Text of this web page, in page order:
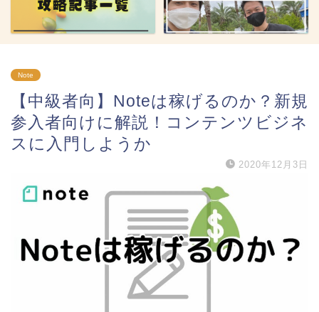
Note
【中級者向】Noteは稼げるのか？新規
参入者向けに解説！コンテンツビジネ
スに入門しようか
2020年12月3日